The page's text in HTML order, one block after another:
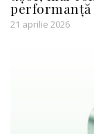
performanță
21 aprilie 2026